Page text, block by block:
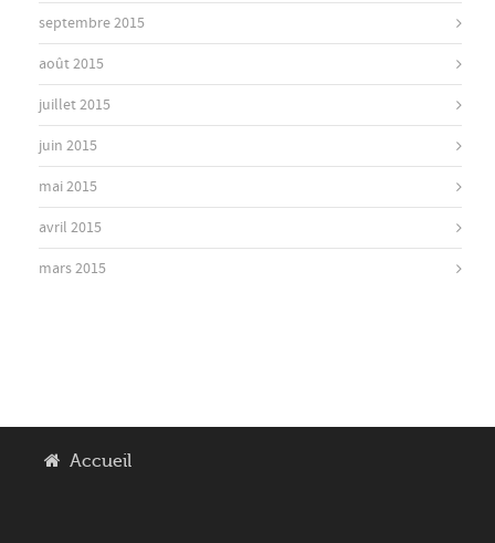
septembre 2015
août 2015
juillet 2015
juin 2015
mai 2015
avril 2015
mars 2015
Accueil